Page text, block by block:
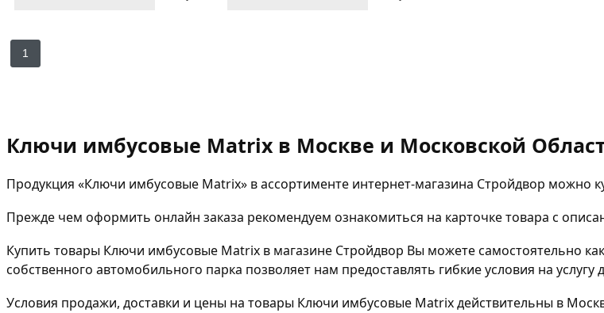
1
Ключи имбусовые Matrix в Москве и Московской
Продукция «Ключи имбусовые Matrix» в ассортименте интернет-магазина Стройдвор можно
Прежде чем оформить онлайн заказа рекомендуем ознакомиться на карточке товара с
Купить товары Ключи имбусовые Matrix в магазине Стройдвор Вы можете самостоятельно как
собственного автомобильного парка позволяет нам предоставлять гибкие условия на услугу
Условия продажи, доставки и цены на товары Ключи имбусовые Matrix действительны в